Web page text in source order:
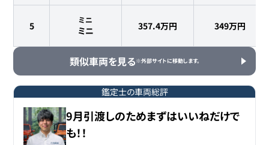
5
ミニ
ミニ 357.4万円 349万円
類似車両を見る※外部サイトに移動します。
鑑定士の車両総評
9月引渡しのためまずはいいねだけで
も！！